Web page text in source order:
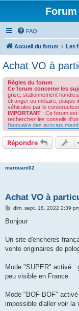
FAQ
Accueil du forum
Achat VO à
Règles du forum
Ce forum concerne les
grise, stationnement
étranger ou militaire, plaque
véhicules par le
IMPORTANT : Ce forum
recherchez les conseils
l'annuaire des avocats
Répondre
marouani62
Achat VO à
M
s
g
dim. sept. 18, 2022 2:39
Bonjour
Un site d'encheres
vente originaires de
Mode "SUPER" activé :
peu visible en France
Mode "BOF-BOF"
impossible d'aller voir la